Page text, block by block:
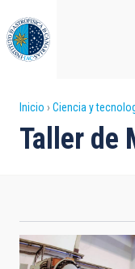
al
contenido
principal
Sobrescribir
enlaces
a
la
Inicio Ciencia y
Taller de